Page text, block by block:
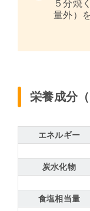
５分焼
量外）
栄養成分（
エネルギー
炭水化物
食塩相当量